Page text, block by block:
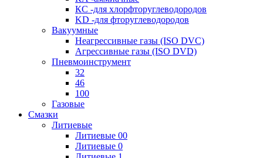
КС -для хлорфторуглеводородов
KD -для фторуглеводородов
Вакуумные
Неагрессивные газы (ISO DVC)
Агрессивные газы (ISO DVD)
Пневмоинструмент
32
46
100
Газовые
Смазки
Литиевые
Литиевые 00
Литиевые 0